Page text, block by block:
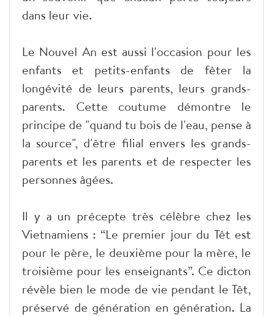
dans leur vie.
Le Nouvel An est aussi l'occasion pour les
enfants et petits-enfants de fêter la
longévité de leurs parents, leurs grands-
parents. Cette coutume démontre le
principe de "quand tu bois de l'eau, pense à
la source", d'être filial envers les grands-
parents et les parents et de respecter les
personnes âgées.
Il y a un précepte très célèbre chez les
Vietnamiens : “Le premier jour du Têt est
pour le père, le deuxième pour la mère, le
troisième pour les enseignants”. Ce dicton
révèle bien le mode de vie pendant le Têt,
préservé de génération en génération. La